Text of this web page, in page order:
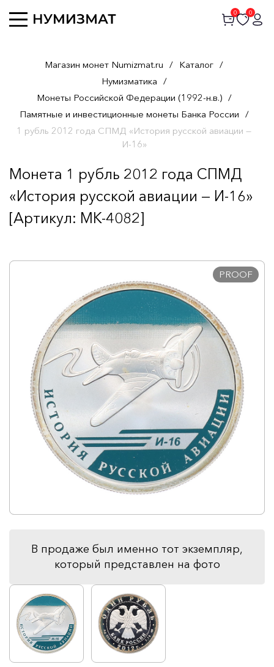
0 0
Магазин монет Numizmat.ru / Каталог /
Нумизматика /
Монеты Российской Федерации (1992-н.в.) /
Памятные и инвестиционные монеты Банка России /
1 рубль 2012 года СПМД «История русской авиации —
И-16»
Монета 1 рубль 2012 года СПМД
«История русской авиации — И-16»
[Артикул: MK-4082]
PROOF
В продаже был именно тот экземпляр,
который представлен на фото